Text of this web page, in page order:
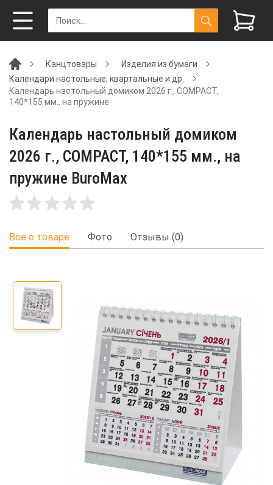
Канцтовары
Изделия из бумаги
Календари настольные, квартальные и др.
Календарь настольный домиком 2026 г., COMPACT,
140*155 мм., на пружине
Календарь настольный домиком
2026 г., COMPACT, 140*155 мм., на
пружине BuroMax
Все о товаре Фото Отзывы (0)